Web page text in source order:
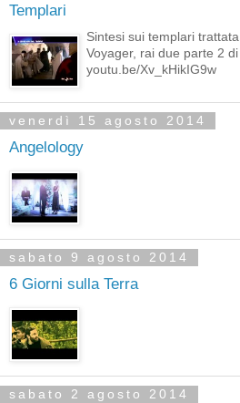
Templari
Sintesi sui templari
Voyager, rai due parte 2 di
youtu.be/Xv_kHikIG9w
venerdì 15 agosto 2014
Angelology
sabato 9 agosto 2014
6 Giorni sulla Terra
sabato 2 agosto 2014